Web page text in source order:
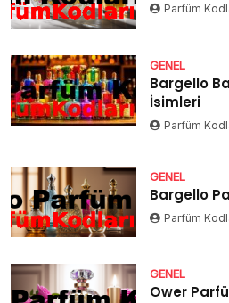
Parfüm
GENEL
Bargello
İsimleri
Parfüm
GENEL
Bargello
Parfüm
GENEL
Ower